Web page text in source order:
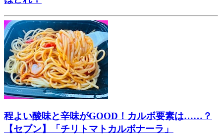
程よい酸味と辛味がGOOD！カルボ要素は……？
【セブン】「チリトマトカルボナーラ」